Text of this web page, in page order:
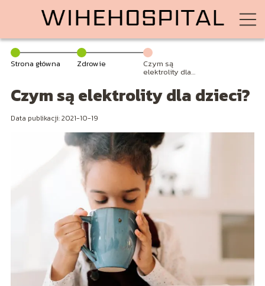
Strona główna Zdrowie Czym są
elektrolity dla
Czym są elektrolity dla dzieci?
Data publikacji: 2021-10-19